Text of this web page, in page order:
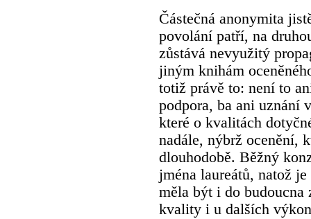
Částečná anonymita
povolání patří, na
zůstává nevyužitý
jiným knihám
totiž právě to: není to
podpora, ba ani uznání
které o kvalitách
nadále, nýbrž ocenění,
dlouhodobě. Běžný
jména laureátů, natož
měla být i do budoucna
kvality i u dalších